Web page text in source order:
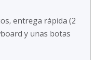
entrega rápida (2
y unas botas